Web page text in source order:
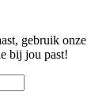
gebruik onze
bij jou past!